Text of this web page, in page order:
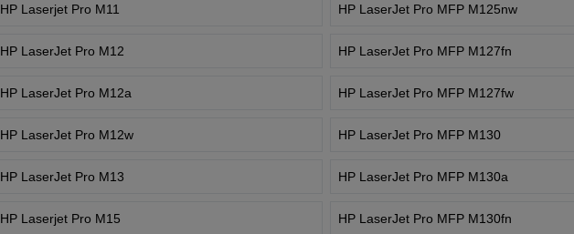
HP Laserjet Pro M11
HP LaserJet Pro M12
HP LaserJet Pro M12a
HP LaserJet Pro M12w
HP LaserJet Pro M13
HP Laserjet Pro M15
HP LaserJet Pro MFP M125nw
HP LaserJet Pro MFP M127fn
HP LaserJet Pro MFP M127fw
HP LaserJet Pro MFP M130
HP LaserJet Pro MFP M130a
HP LaserJet Pro MFP M130fn